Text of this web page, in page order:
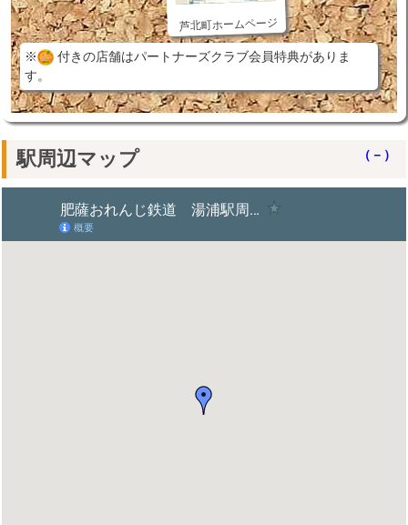
芦北町ホームページ
※
付きの店舗はパートナーズクラブ会員特典がありま
す。
駅周辺マップ （－）